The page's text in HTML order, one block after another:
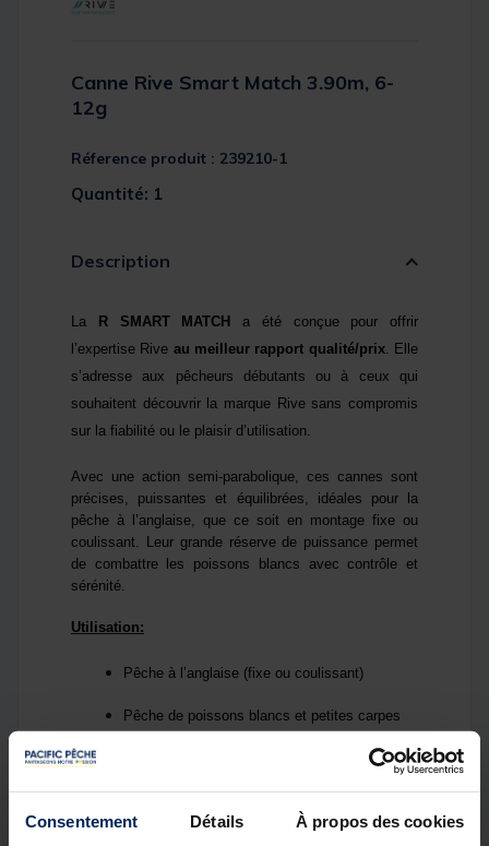
Consentement Détails À propos des cookies
Canne Rive Smart Match 3.90m, 6-
12g
Réference produit : 239210-1
Quantité: 1
Description
La R SMART MATCH a été conçue pour offrir
l’expertise Rive au meilleur rapport qualité/prix. Elle
s’adresse aux pêcheurs débutants ou à ceux qui
souhaitent découvrir la marque Rive sans compromis
sur la fiabilité ou le plaisir d’utilisation.
Avec une action semi-parabolique, ces cannes sont
précises, puissantes et équilibrées, idéales pour la
pêche à l’anglaise, que ce soit en montage fixe ou
coulissant. Leur grande réserve de puissance permet
de combattre les poissons blancs avec contrôle et
sérénité.
Utilisation:
Pêche à l’anglaise (fixe ou coulissant)
Pêche de poissons blancs et petites carpes
ée, précise et confortable